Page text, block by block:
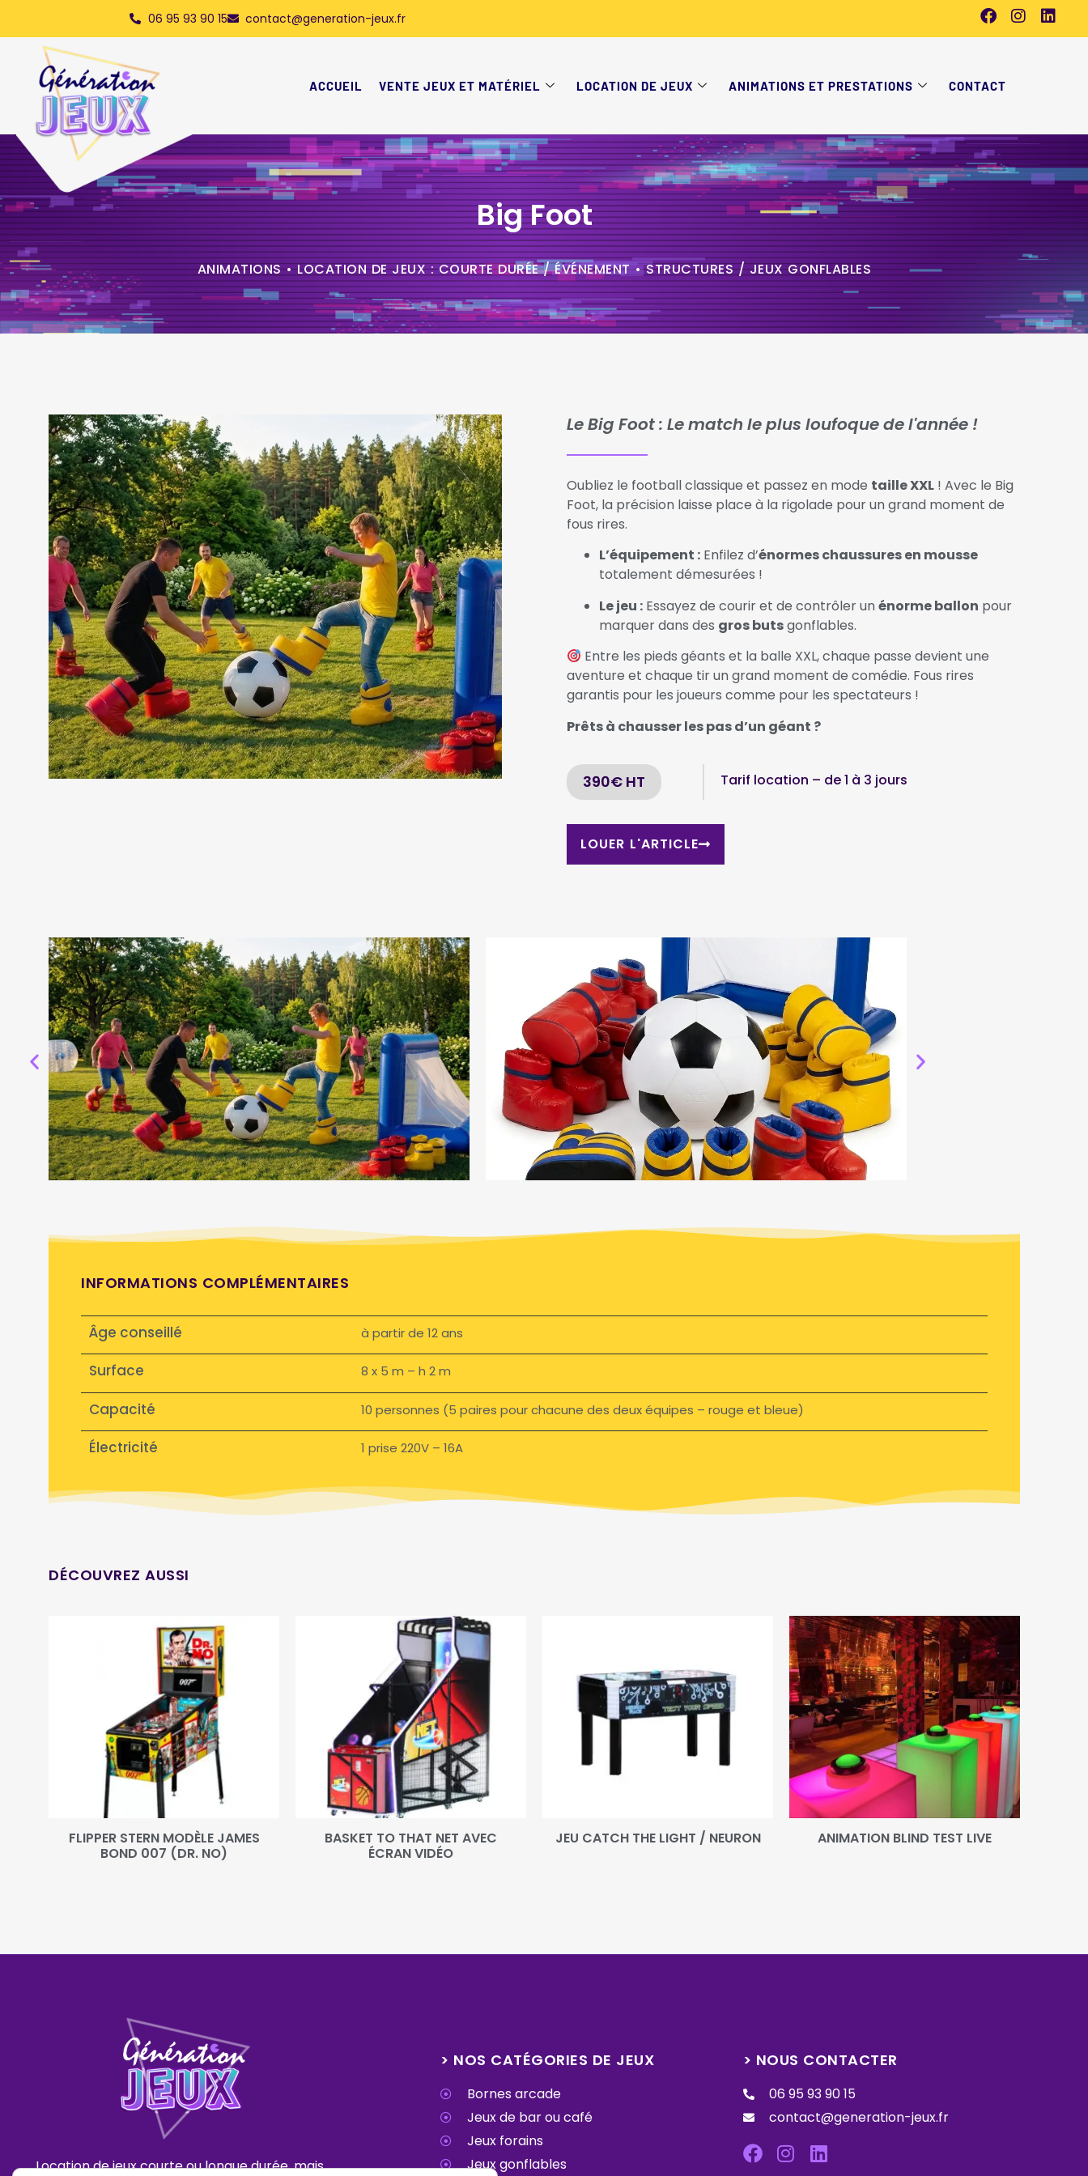
06 95 93 90 15 contact@generation-jeux.fr
ACCUEIL VENTE JEUX ET MATÉRIEL LOCATION DE JEUX ANIMATIONS ET PRESTATIONS CONTACT
Big Foot
ANIMATIONS•LOCATION DE JEUX : COURTE DURÉE / ÉVÉNEMENT•STRUCTURES / JEUX GONFLABLES
Le Big Foot : Le match le plus loufoque de l'année !
Oubliez le football classique et passez en mode taille XXL ! Avec le Big
Foot, la précision laisse place à la rigolade pour un grand moment de
fous rires.
L’équipement : Enfilez d’énormes chaussures en mousse
totalement démesurées !
Le jeu : Essayez de courir et de contrôler un énorme ballon pour
marquer dans des gros butsgonflables.
Entre les pieds géants et la balle XXL, chaque passe devient une
aventure et chaque tir un grand moment de comédie. Fous rires
garantis pour les joueurs comme pour les spectateurs !
Prêts à chausser les pas d’un géant ?
390€ HT Tarif location – de 1 à 3 jours
LOUER L'ARTICLE
INFORMATIONS COMPLÉMENTAIRES
Âge conseillé à partir de 12 ans
Surface 8 x 5 m – h 2 m
Capacité 10 personnes (5 paires pour chacune des deux équipes – rouge et bleue)
Électricité 1 prise 220V – 16A
DÉCOUVREZ AUSSI
FLIPPER STERN MODÈLE JAMES
BOND 007 (DR. NO)
BASKET TO THAT NET AVEC
ÉCRAN VIDÉO
JEU CATCH THE LIGHT / NEURON ANIMATION BLIND TEST LIVE
Location de jeux courte ou longue durée, mais
> NOS CATÉGORIES DE JEUX
Bornes arcade
Jeux de bar ou café
Jeux forains
Jeux gonflables
> NOUS CONTACTER
06 95 93 90 15
contact@generation-jeux.fr